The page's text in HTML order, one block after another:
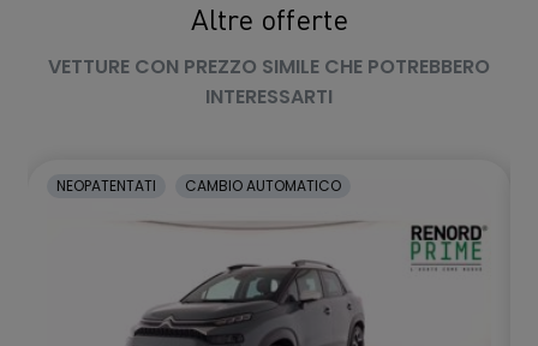
Altre offerte
VETTURE CON PREZZO SIMILE CHE POTREBBERO
INTERESSARTI
NEOPATENTATI CAMBIO AUTOMATICO